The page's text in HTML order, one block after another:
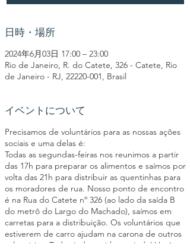
日時・場所
2024年6月03日 17:00 – 23:00
Rio de Janeiro, R. do Catete, 326 - Catete, Rio
de Janeiro - RJ, 22220-001, Brasil
イベントについて
Precisamos de voluntários para as nossas ações
sociais e uma delas é:
Todas as segundas-feiras nos reunimos a partir
das 17h para preparar os alimentos e saímos por
volta das 21h para distribuir as quentinhas para
os moradores de rua. Nosso ponto de encontro
é na Rua do Catete nº 326 (ao lado da saída B
do metrô do Largo do Machado), saímos em
carretas para a distribuição. Os voluntários que
estiverem de carro ajudam na carona de outros
voluntários. Toda ajuda será bem-vinda! Você